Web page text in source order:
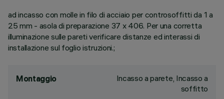
ad incasso con molle in filo di acciaio per controsoffitti da 1 a
25 mm - asola di preparazione 37 x 406. Per una corretta
illuminazione sulle pareti verificare distanze ed interassi di
installazione sul foglio istruzioni.;
Montaggio
Incasso a parete, Incasso a
soffitto